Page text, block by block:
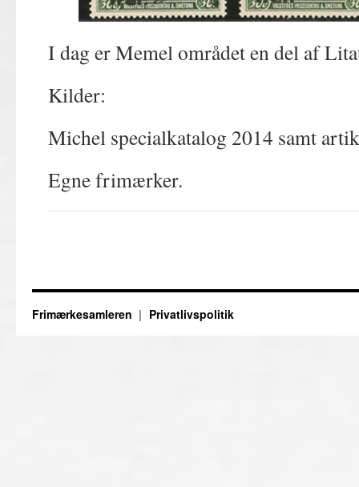
I dag er Memel området en del af
Kilder:
Michel specialkatalog 2014 samt
Egne frimærker.
Frimærkesamleren Privatlivspolitik